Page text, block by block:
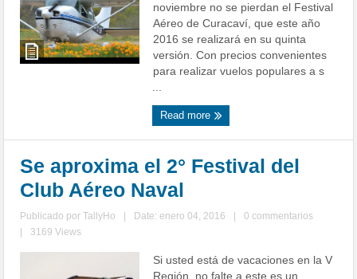
noviembre no se pierdan el Festival
Aéreo de Curacaví, que este año
2016 se realizará en su quinta
versión. Con precios convenientes
para realizar vuelos populares a s
...
Read more
Se aproxima el 2° Festival del
Club Aéreo Naval
Publicado porTallyHo Date: enero 04, 2016
0 commentarios
3169 Views
Si usted está de vacaciones en la V
Región, no falte a este es un